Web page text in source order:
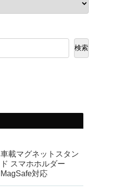
検索
車載マグネットスタン
ド スマホホルダー
MagSafe対応